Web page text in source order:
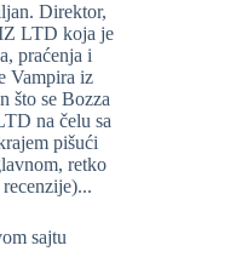
Direktor,
LTD koja je
praćenja i
Vampira iz
što se Bozza
na čelu sa
pišući
retko
sajtu